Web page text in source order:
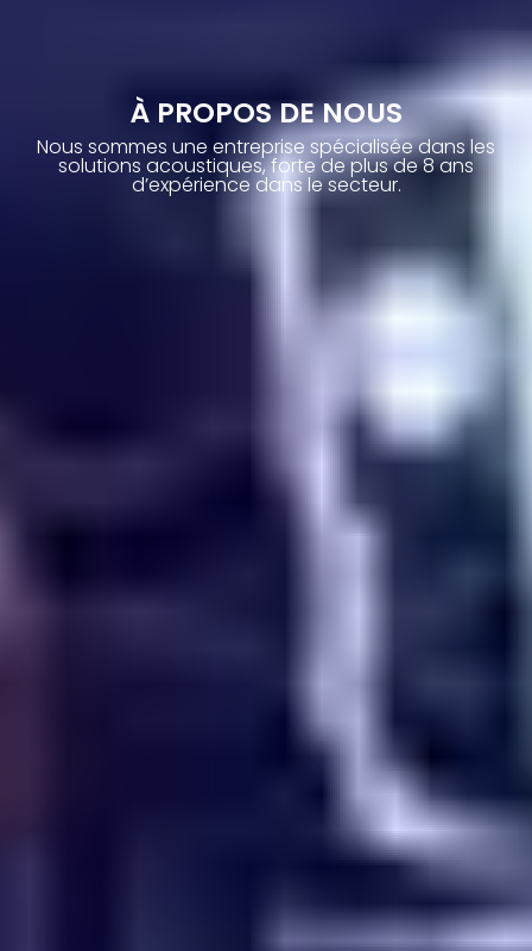
À PROPOS DE NOUS
Nous sommes une entreprise spécialisée dans les
solutions acoustiques, forte de plus de 8 ans
d’expérience dans le secteur.